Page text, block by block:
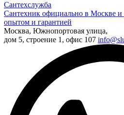
Сантехслужба
Сантехник официально в Москве
опытом и гарантией
Москва, Южнопортовая улица,
дом 5, строение 1, офис 107